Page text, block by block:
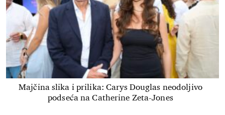
Majčina slika i prilika: Carys Douglas neodoljivo
podseća na Catherine Zeta-Jones